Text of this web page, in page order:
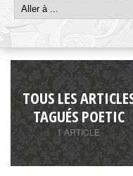
TOUS LES
TAGUÉS POETIC
1 ARTICLE